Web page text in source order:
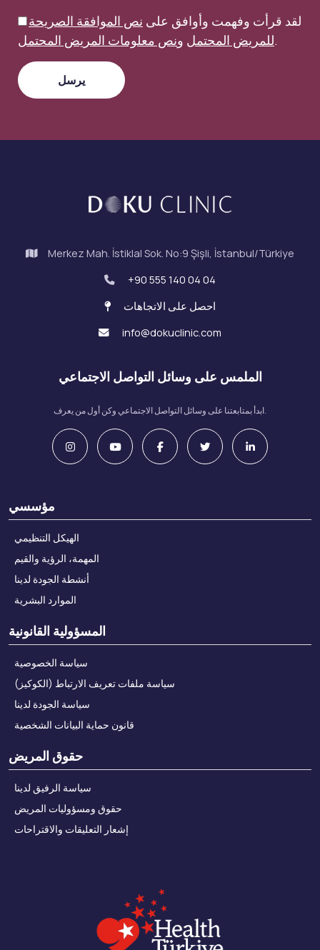
لقد قرأت وفهمت وأوافق على نص الموافقة الصريحة
للمريض المحتمل ونص معلومات المريض المحتمل .
Merkez Mah. İstiklal Sok. No:9 Şişli, İstanbul/Türkiye
+90 555 140 04 04
احصل على الاتجاهات
info@dokuclinic.com
الملمس على وسائل التواصل الاجتماعي
ابدأ بمتابعتنا على وسائل التواصل الاجتماعي وكن أول من يعرف.
مؤسسي
الهيكل التنظيمي
المهمة، الرؤية والقيم
أنشطة الجودة لدينا
الموارد البشرية
المسؤولية القانونية
سياسة الخصوصية
سياسة ملفات تعريف الارتباط (الكوكيز)
سياسة الجودة لدينا
قانون حماية البيانات الشخصية
حقوق المريض
سياسة الرفيق لدينا
حقوق ومسؤوليات المريض
إشعار التعليقات والاقتراحات